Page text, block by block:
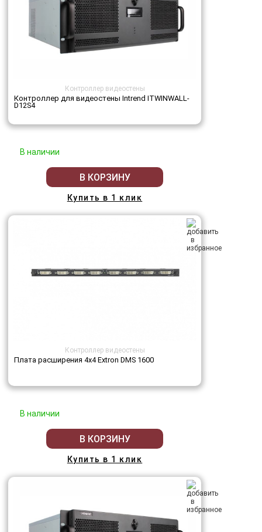
Контроллер видеостены
Контроллер для видеостены Intrend ITWINWALL-
D12S4
В наличии
В КОРЗИНУ
Купить в 1 клик
Контроллер видеостены
Плата расширения 4х4 Extron DMS 1600
В наличии
В КОРЗИНУ
Купить в 1 клик